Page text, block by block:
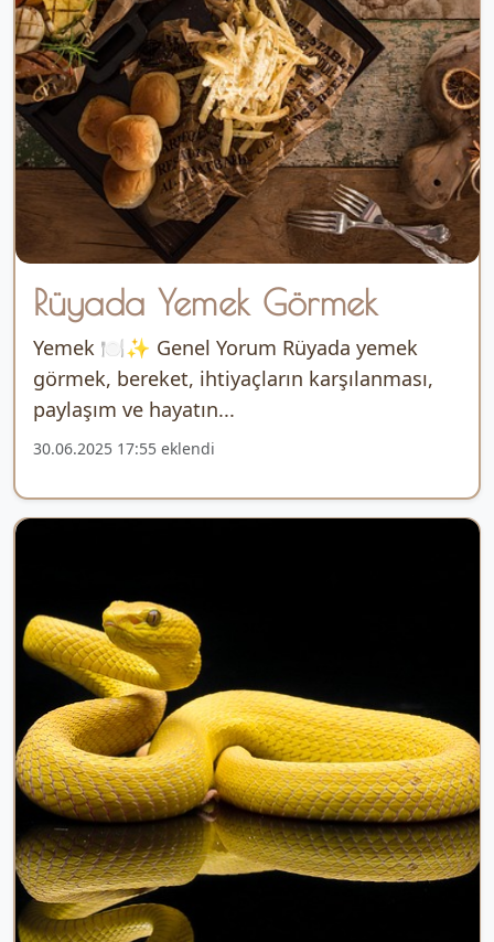
Rüyada Yemek Görmek
Yemek 🍽️✨ Genel Yorum Rüyada yemek
görmek, bereket, ihtiyaçların karşılanması,
paylaşım ve hayatın...
30.06.2025 17:55 eklendi